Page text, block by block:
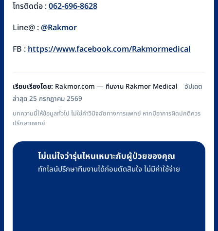
โทรติดต่อ :062-696-8628
Line@ :@Rakmor
FB :https://www.facebook.com/Rakmormedical
เรียบเรียงโดย: Rakmor.com — ทีมงาน Rakmor Medical
อัปเดต
ล่าสุด 25 กรกฎาคม 2569
บทความนี้ให้ข้อมูลทั่วไป ไม่ใช่คำวินิจฉัยทางการแพทย์ หากมีอาการผิดปกติควร
ปรึกษาแพทย์
ไม่แน่ใจว่ารุ่นไหนเหมาะกับผู้ป่วยของคุณ
ทักไลน์ปรึกษาทีมงานได้ก่อนตัดสินใจ ไม่มีค่าใช้จ่าย